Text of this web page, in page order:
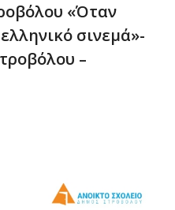
«Όταν
σινεμά»-
–